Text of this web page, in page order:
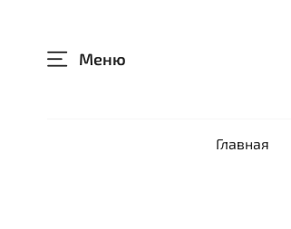
Меню
Главная